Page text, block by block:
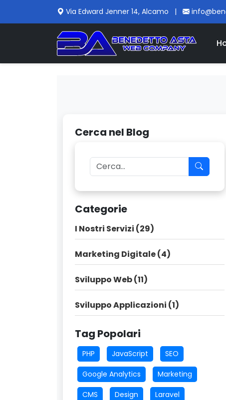
Via Edward Jenner 14, Alcamo |
Cerca nel Blog
Categorie
I Nostri Servizi (29)
Marketing Digitale (4)
Sviluppo Web (11)
Sviluppo Applicazioni (1)
Tag Popolari
PHP JavaScript SEO
Google Analytics Marketing
CMS Design Laravel